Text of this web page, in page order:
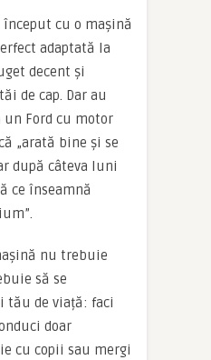
cu o mașină
adaptată la
decent și
de cap. Dar au
Ford cu motor
„arată bine și se
după câteva luni
ce înseamnă
nu trebuie
să se
tău de viață: faci
doar
cu copii sau mergi